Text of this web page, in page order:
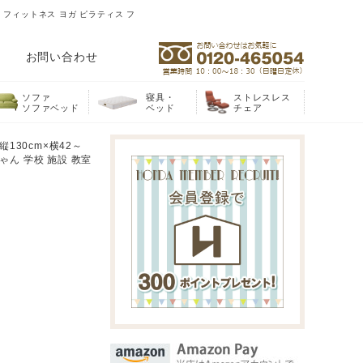
ィットネス ヨガ ピラティス フ
お問い合わせ
ソファ
ソファベッド
寝具・
ベッド
ストレスレス
チェア
130cm×横42～
ん 学校 施設 教室